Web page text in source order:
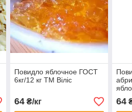
Повидло яблочное ГОСТ
6кг/12 кг ТМ Віліс
64₴/кг
ТМ
64